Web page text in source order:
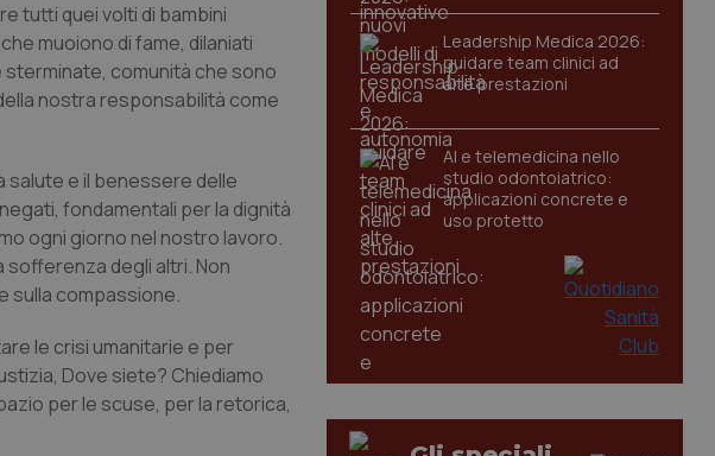
tutti quei volti di bambini
muoiono di fame, dilaniati
comunità che sono
nostra responsabilità come
salute e il benessere delle
fondamentali per la dignità
ogni giorno nel nostro lavoro.
sofferenza degli altri. Non
sulla compassione.
le crisi umanitarie e per
Dove siete? Chiediamo
per le scuse, per la retorica,
Leadership Medica 2026:
guidare team clinici ad
alte prestazioni
AI e telemedicina nello
studio odontoiatrico:
applicazioni concrete e
uso protetto